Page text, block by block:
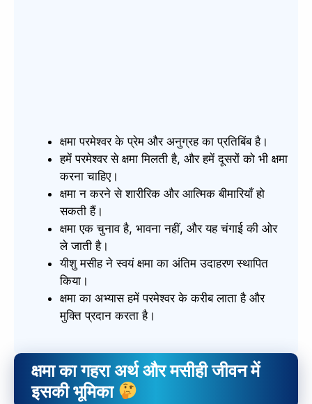
क्षमा परमेश्वर के प्रेम और अनुग्रह का प्रतिबिंब है।
हमें परमेश्वर से क्षमा मिलती है, और हमें दूसरों को भी क्षमा
करना चाहिए।
क्षमा न करने से शारीरिक और आत्मिक बीमारियाँ हो
सकती हैं।
क्षमा एक चुनाव है, भावना नहीं, और यह चंगाई की ओर
ले जाती है।
यीशु मसीह ने स्वयं क्षमा का अंतिम उदाहरण स्थापित
किया।
क्षमा का अभ्यास हमें परमेश्वर के करीब लाता है और
मुक्ति प्रदान करता है।
क्षमा का गहरा अर्थ और मसीही जीवन में
इसकी भूमिका